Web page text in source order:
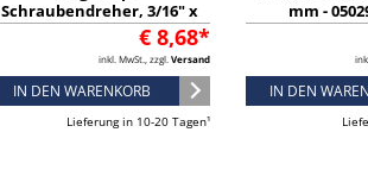
Schraubendreher, 3/16" x
100 mm - 05022910001
€ 8,68*
inkl. MwSt., zzgl. Versand
IN DEN WARENKORB
Lieferung in 10-20 Tagen¹
mm -
IN DEN